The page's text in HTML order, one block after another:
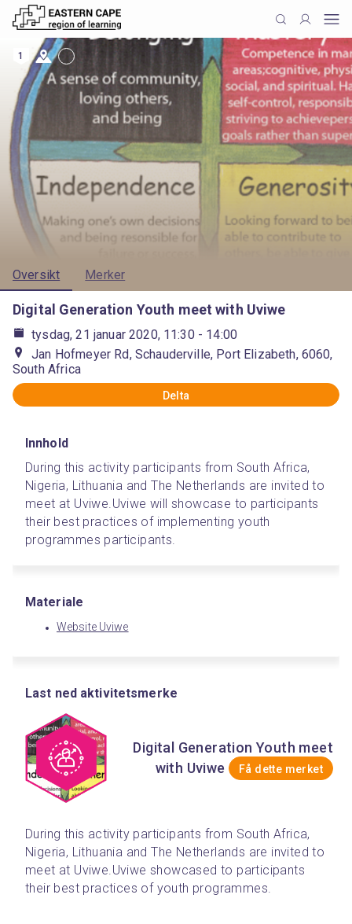
1
Oversikt Merker
Digital Generation Youth meet with Uviwe
tysdag, 21 januar 2020, 11:30- 14:00
Jan Hofmeyer Rd, Schauderville, Port Elizabeth, 6060,
South Africa
Delta
Innhold
During this activity participants from South Africa,
Nigeria, Lithuania and The Netherlands are invited to
meet at Uviwe.Uviwe will showcase to participants
their best practices of implementing youth
programmes participants.
Materiale
Website Uviwe
Last ned aktivitetsmerke
Digital Generation Youth meet
with Uviwe
Få dette merket
During this activity participants from South Africa,
Nigeria, Lithuania and The Netherlands are invited to
meet at Uviwe.Uviwe showcased to participants
their best practices of youth programmes.